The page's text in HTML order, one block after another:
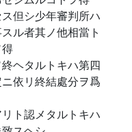
但シ少年審判所ハ
ル者其ノ他相當ト
ヘタルトキハ第四
依リ終結處分ヲ爲
ト認メタルトキハ